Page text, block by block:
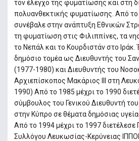
τον έλεγχο της φυματίωσης και στη
πολυανθεκτικής φυματίωσης. Από
συνέβαλε στην ανάπτυξη Εθνικών
τη φυματίωση στις Φιλιππίνες, τα
το Νεπάλ και το Κουρδιστάν στο Ιράκ.
δημόσιο τομέα ως Διευθυντής του
(1977-1980) και Διευθυντής του
Αρχιεπίσκοπος Μακάριος ΙΙΙ στη
1990) Από το 1985 μέχρι το 1990
σύμβουλος του Γενικού Διευθυντή
στην Κύπρο σε θέματα δημόσιας
Από το 1994 μέχρι το 1997 διετέλεσε
Συλλόγου Λευκωσίας-Κερύνειας